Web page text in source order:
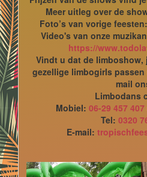
Meer uitleg over de
Foto’s van vorige feesten:
Video's van onze
https://
Vindt u dat de
gezellige limbogirls
mail
Limbodans
Mobiel: 06-29 457 407
Tel: 0320
E-mail: